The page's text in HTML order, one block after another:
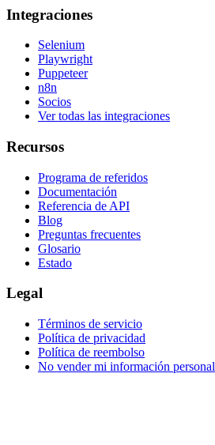
Integraciones
Selenium
Playwright
Puppeteer
n8n
Socios
Ver todas las integraciones
Recursos
Programa de referidos
Documentación
Referencia de API
Blog
Preguntas frecuentes
Glosario
Estado
Legal
Términos de servicio
Política de privacidad
Política de reembolso
No vender mi información personal